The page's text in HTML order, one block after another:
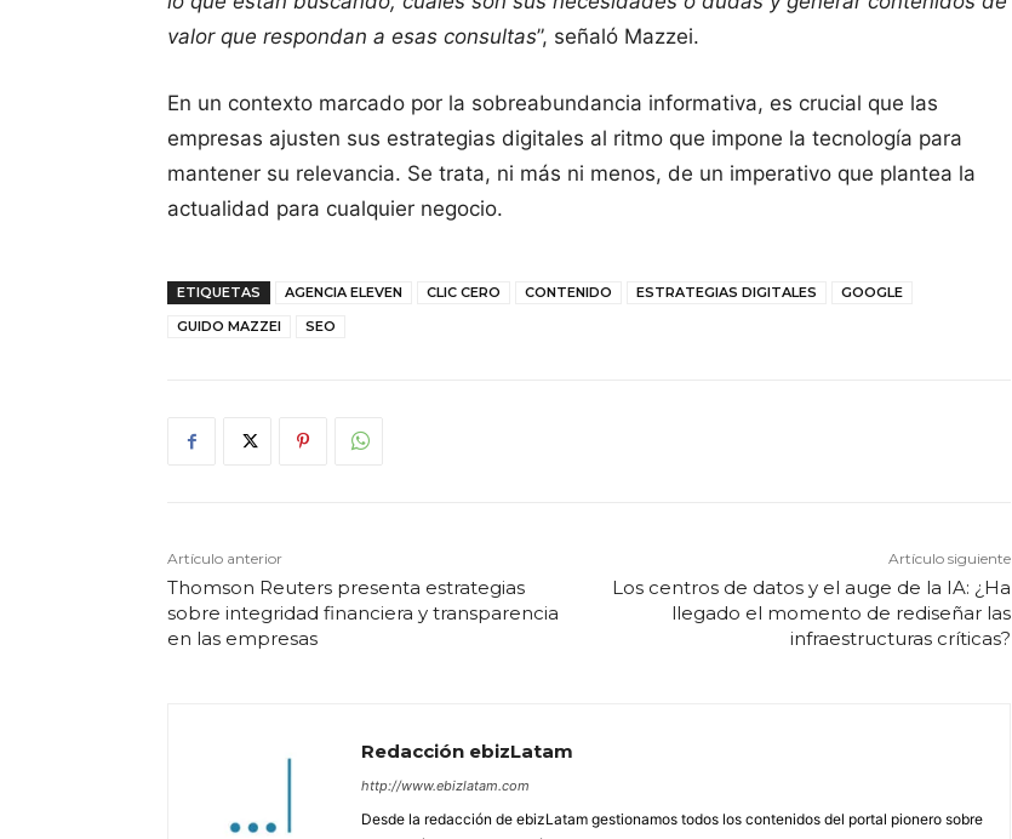
valor que respondan a esas consultas”, señaló Mazzei.
En un contexto marcado por la sobreabundancia informativa, es crucial que las
empresas ajusten sus estrategias digitales al ritmo que impone la tecnología para
mantener su relevancia. Se trata, ni más ni menos, de un imperativo que plantea la
actualidad para cualquier negocio.
ETIQUETAS AGENCIA ELEVEN CLIC CERO CONTENIDO ESTRATEGIAS DIGITALES
GOOGLE
GUIDO MAZZEI
SEO
Artículo anterior
Thomson Reuters presenta estrategias
sobre integridad financiera y transparencia
en las empresas
Artículo siguiente
Los centros de datos y el auge de la IA: ¿Ha
llegado el momento de rediseñar las
infraestructuras críticas?
Redacción ebizLatam
http://www.ebizlatam.com
Desde la redacción de ebizLatam gestionamos todos los contenidos del portal pionero sobre